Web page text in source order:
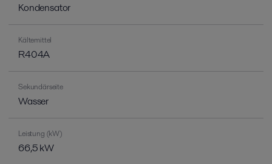
Kondensator
Kältemittel
R404A
Sekundärseite
Wasser
Leistung (kW)
66,5 kW